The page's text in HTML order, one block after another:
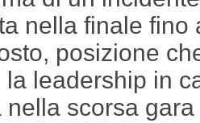
nella finale fino
posizione
la leadership in
nella scorsa